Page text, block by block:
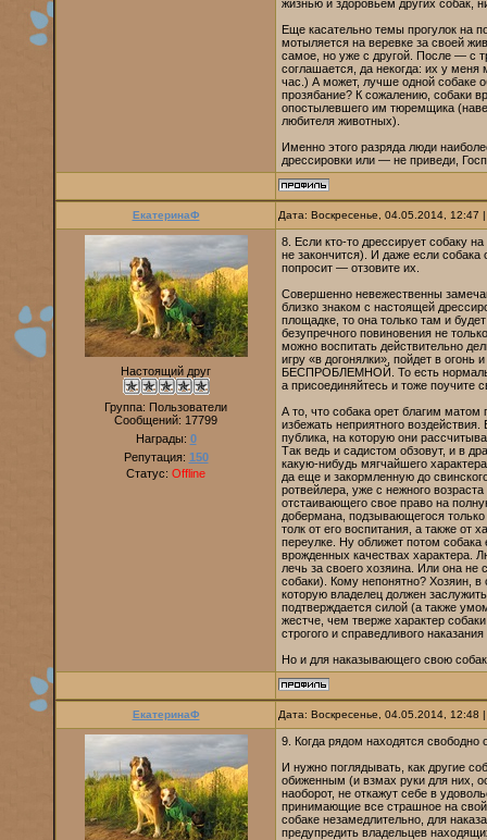
жизнью и здоровьем других собак,
Еще касательно темы прогулок на
мотыляется на веревке за своей
самое, но уже с другой. После — с
соглашается, да некогда: их у
час.) А может, лучше одной собаке
прозябание? К сожалению, собаки
опостылевшего им тюремщика
любителя животных).
Именно этого разряда люди
дрессировки или — не приведи,
ЕкатеринаФ Дата: Воскресенье, 04.05.2014,
Настоящий друг
Группа: Пользователи
Сообщений: 17799
Награды: 0
Репутация: 150
Статус: Offline
8. Если кто-то дрессирует собаку
не закончится). И даже если
попросит — отзовите их.
Совершенно невежественны
близко знаком с настоящей
площадке, то она только там и
безупречного повиновения не
можно воспитать действительно
игру «в догонялки», пойдет в огонь
БЕСПРОБЛЕМНОЙ. То есть
а присоединяйтесь и тоже поучите
А то, что собака орет благим матом
избежать неприятного
публика, на которую они
Так ведь и садистом обзовут, и в
какую-нибудь мягчайшего
да еще и закормленную до
ротвейлера, уже с нежного
отстаивающего свое право на
добермана, подзывающегося только
толк от его воспитания, а также от
переулке. Ну оближет потом собака
врожденных качествах характера.
лечь за своего хозяина. Или она
собаки). Кому непонятно? Хозяин,
которую владелец должен
подтверждается силой (а также
жестче, чем тверже характер
строгого и справедливого
Но и для наказывающего свою
ЕкатеринаФ Дата: Воскресенье, 04.05.2014,
9. Когда рядом находятся
И нужно поглядывать, как другие
обиженным (и взмах руки для них,
наоборот, не откажут себе в
принимающие все страшное на
собаке незамедлительно, для
предупредить владельцев